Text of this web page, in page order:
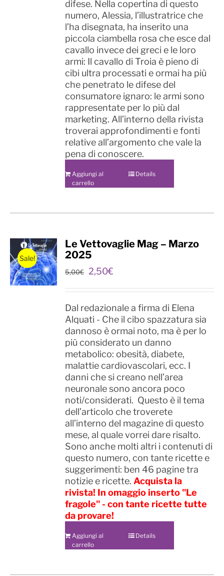
difese. Nella copertina di questo
numero, Alessia, l’illustratrice che
l’ha disegnata, ha inserito una
piccola ciambella rosa che esce dal
cavallo invece dei greci e le loro
armi: Il cavallo di Troia è pieno di
cibi ultra processati e ormai ha più
che penetrato le difese del
consumatore ignaro: le armi sono
rappresentate per lo più dal
marketing. All’interno della rivista
troverai approfondimenti e fonti
relative all’argomento che vale la
pena di conoscere.
Aggiungi al
carrello
Details
Sale!
Le Vettovaglie Mag – Marzo
2025
5,00€
Il
originale
era:
5,00€.
2,50€
attuale
è:
2,50€.
Dal redazionale a firma di Elena
Alquati - Che il cibo spazzatura sia
dannoso è ormai noto, ma è per lo
più considerato un danno
metabolico: obesità, diabete,
malattie cardiovascolari, ecc. I
danni che si creano nell’area
neuronale sono ancora poco
noti/considerati. Questo è il tema
dell’articolo che troverete
all’interno del magazine di questo
mese, al quale vorrei dare risalto.
Sono anche molti altri i contenuti di
questo numero, con tante ricette e
suggerimenti: ben 46 pagine tra
notizie e ricette. Acquista la
rivista! In omaggio inserto "Le
fragole" - con tante ricette tutte
da provare!
Aggiungi al
carrello
Details